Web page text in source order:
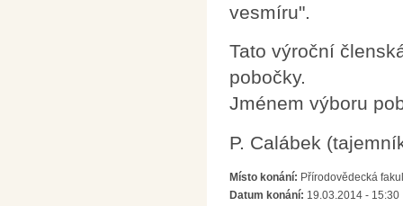
vesmíru".
Tato výroční
pobočky.
Jménem výboru
P. Calábek
Místo konání: Přírodovědecká
Datum konání: 19.03.2014 - 15:30